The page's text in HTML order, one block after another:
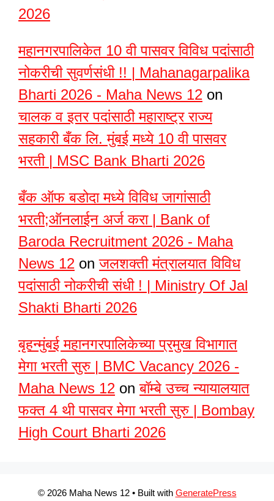
2026
महानगरपालिकेत 10 वी पासवर विविध पदांसाठी
नोकरीची सुवर्णसंधी !! | Mahanagarpalika
Bharti 2026 - Maha News 12 on
चालक व इतर पदांसाठी महाराष्ट्र राज्य
सहकारी बँक लि. मुंबई मध्ये 10 वी पासवर
भरती | MSC Bank Bharti 2026
बँक ऑफ बडोदा मध्ये विविध जागांसाठी
भरती;ऑनलाईन अर्ज करा | Bank of
Baroda Recruitment 2026 - Maha
News 12 onजलशक्ती मंत्रालयात विविध
पदांसाठी नोकरीची संधी ! | Ministry Of Jal
Shakti Bharti 2026
बृहन्मुंबई महानगरपालिकेच्या प्रमुख विभागात
मेगा भरती सुरु | BMC Vacancy 2026 -
Maha News 12 onबॉम्बे उच्च न्यायालयात
फक्त 4 थी पासवर मेगा भरती सुरु | Bombay
High Court Bharti 2026
© 2026 Maha News 12• Built with GeneratePress